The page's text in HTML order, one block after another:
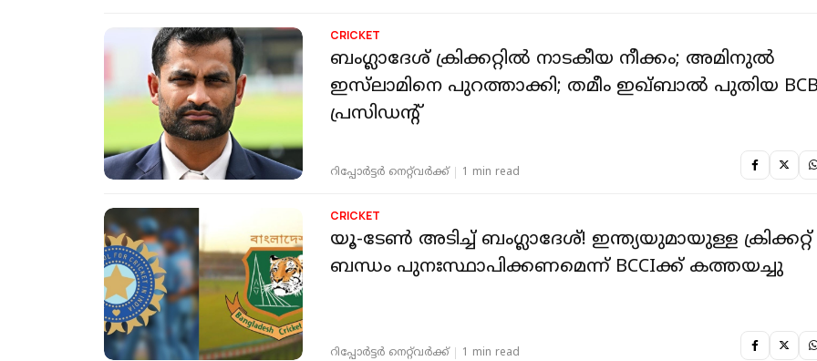
CRICKET
ബംഗ്ലാദേശ് ക്രിക്കറ്റിൽ നാടകീയ നീക്കം; അമിനുൽ
ഇസ്‌ലാമിനെ പുറത്താക്കി; തമീം ഇഖ്‌ബാൽ പുതിയ
പ്രസിഡന്റ്
റിപ്പോർട്ടർ നെറ്റ്‌വര്‍ക്ക്‌ 1 min read
CRICKET
യൂ-ടേൺ അടിച്ച് ബംഗ്ലാദേശ്! ഇന്ത്യയുമായുള്ള ക്രിക്കറ്റ്
ബന്ധം പുനഃസ്ഥാപിക്കണമെന്ന് BCCIക്ക് കത്തയച്ചു
റിപ്പോർട്ടർ നെറ്റ്‌വര്‍ക്ക്‌ 1 min read